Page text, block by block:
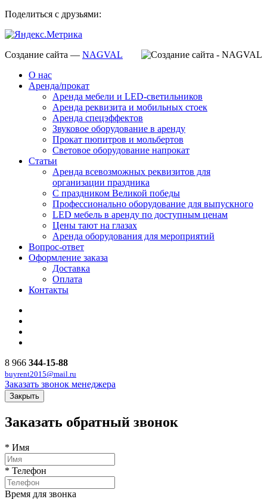
Поделиться с друзьями:
Создание сайта — NAGVAL
О нас
Аренда/прокат
Аренда мебели и LED-светильников
Аренда реквизита и мобильных стоек
Аренда спецэффектов
Звуковое оборудование в аренду
Прокат пюпитров и мольбертов
Световое оборудование напрокат
Статьи
Аренда всевозможных реквизитов для
организации праздника
С праздником Великой победы
Профессионально оборудование для выпускного
LED мебель в аренду по доступным ценам
Цены тают на глазах
Аренда оборудования для мероприятий
Вопрос-ответ
Оформление заказа
Доставка
Оплата
Контакты
8 966 344-15-88
buyrent2015@mail.ru
Заказать звонок менеджера
Закрыть
Заказать обратный звонок
* Имя
* Телефон
Время для звонка